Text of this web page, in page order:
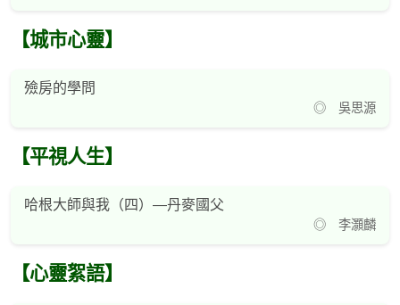
【城市心靈】
殮房的學問
◎ 吳思源
【平視人生】
哈根大師與我（四）—丹麥國父
◎ 李灝麟
【心靈絮語】